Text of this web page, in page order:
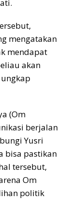
mengatakan
mendapat
akan
(Om
berjalan
Yusri
bisa pastikan
tersebut,
Om
politik